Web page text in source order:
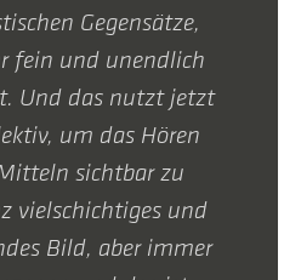
Gegensätze,
fein und unendlich
Und das nutzt jetzt
um das Hören
sichtbar zu
vielschichtiges und
Bild, aber immer